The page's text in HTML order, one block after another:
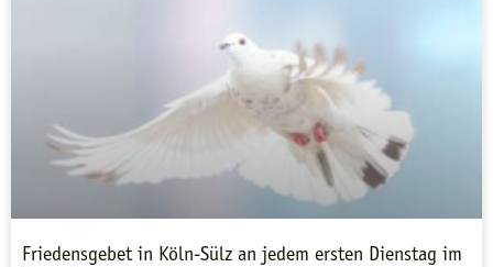
Friedensgebet in Köln-Sülz an jedem ersten Dienstag im